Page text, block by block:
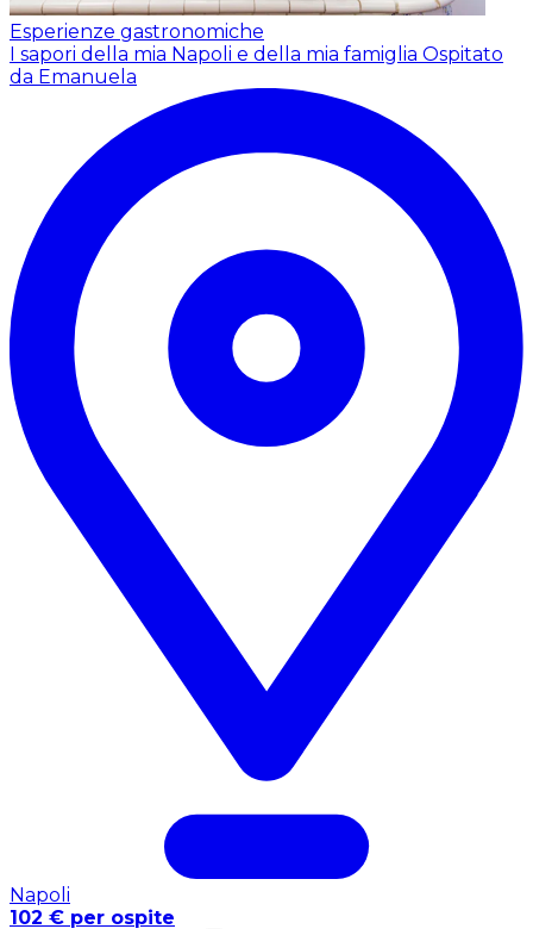
Esperienze gastronomiche
I sapori della mia Napoli e della mia famiglia Ospitato
da Emanuela
Napoli
102 € per ospite